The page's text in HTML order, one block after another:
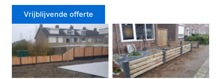
Vrijblijvende offerte
Douglas schutting Tuinhek voortuin